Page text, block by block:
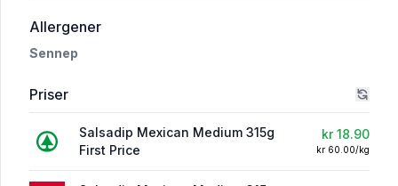
Allergeneri 'Salsadip Mexican Medium 315g First Price'
Sennep
Priser
Salsadip Mexican Medium 315g
First Price
kr 18.90
kr 60.00/kg